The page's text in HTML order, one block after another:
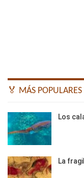
🏅 MÁS POPULARES
Los
La